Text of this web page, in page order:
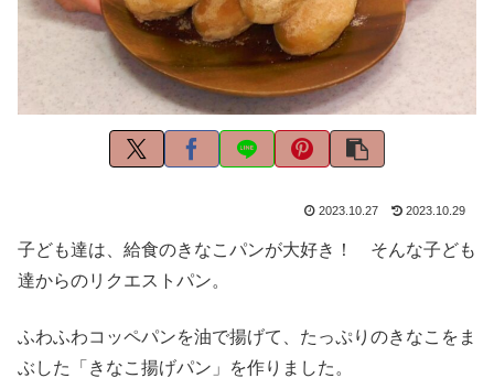
2023.10.27 2023.10.29
子ども達は、給食のきなこパンが大好き！ そんな子ども
達からのリクエストパン。
ふわふわコッペパンを油で揚げて、たっぷりのきなこをま
ぶした「きなこ揚げパン」を作りました。